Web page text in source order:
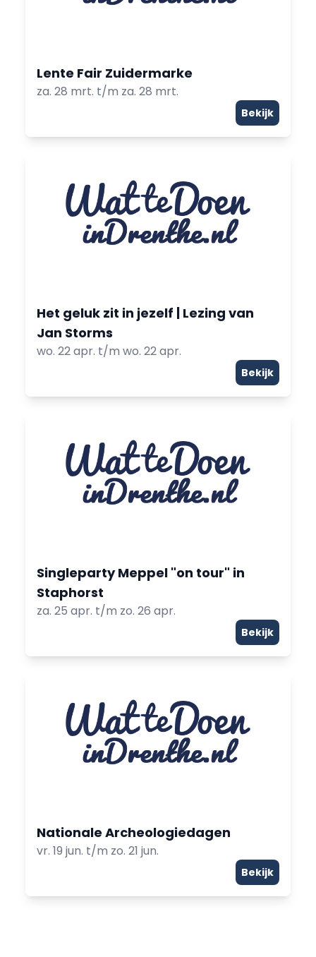
Lente Fair Zuidermarke
za. 28 mrt. t/m za. 28 mrt.
Bekijk
Het geluk zit in jezelf | Lezing van
Jan Storms
wo. 22 apr. t/m wo. 22 apr.
Bekijk
Singleparty Meppel "on tour" in
Staphorst
za. 25 apr. t/m zo. 26 apr.
Bekijk
Nationale Archeologiedagen
vr. 19 jun. t/m zo. 21 jun.
Bekijk